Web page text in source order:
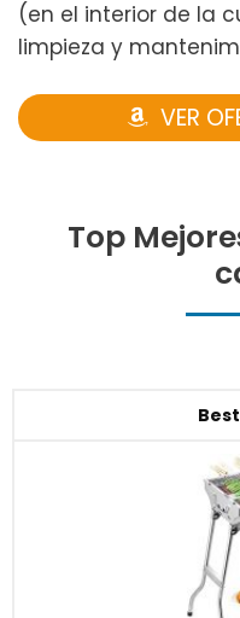
(en el interior de la
limpieza y
VER
Top